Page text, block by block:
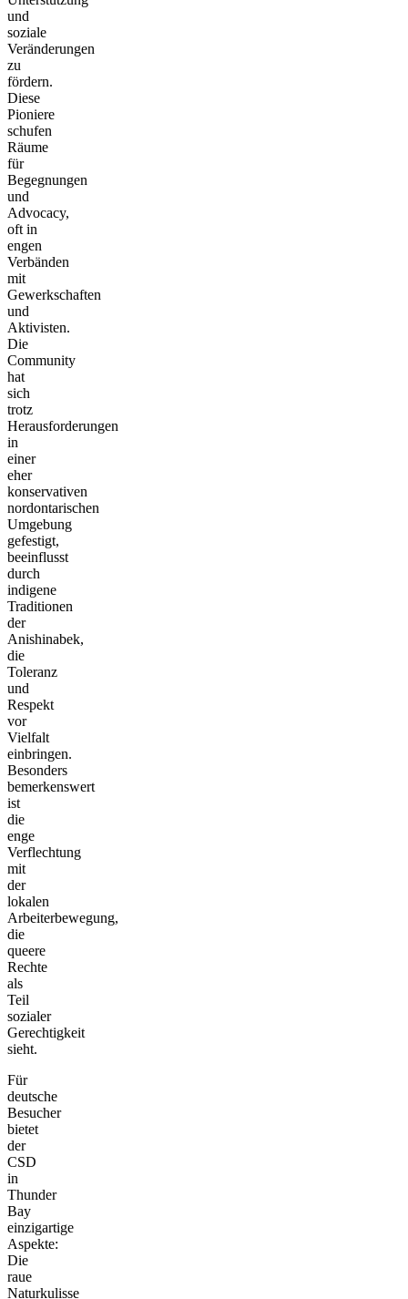
und
soziale
Veränderungen
zu
fördern.
Diese
Pioniere
schufen
Räume
für
Begegnungen
und
Advocacy,
oft in
engen
Verbänden
mit
Gewerkschaften
und
Aktivisten.
Die
Community
hat
sich
trotz
Herausforderungen
in
einer
eher
konservativen
nordontarischen
Umgebung
gefestigt,
beeinflusst
durch
indigene
Traditionen
der
Anishinabek,
die
Toleranz
und
Respekt
vor
Vielfalt
einbringen.
Besonders
bemerkenswert
ist
die
enge
Verflechtung
mit
der
lokalen
Arbeiterbewegung,
die
queere
Rechte
als
Teil
sozialer
Gerechtigkeit
sieht.
Für
deutsche
Besucher
bietet
der
CSD
in
Thunder
Bay
einzigartige
Aspekte:
Die
raue
Naturkulisse